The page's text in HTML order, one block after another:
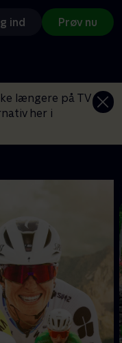
ind Prøv nu
længere på TV
her i